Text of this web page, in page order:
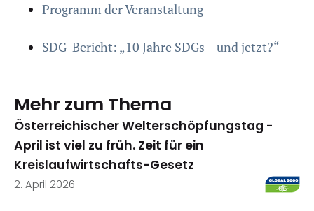
Programm der Veranstaltung
SDG-Bericht: „10 Jahre SDGs – und jetzt?“
Mehr zum Thema
Österreichischer Welterschöpfungstag -
April ist viel zu früh. Zeit für ein
Kreislaufwirtschafts-Gesetz
2. April 2026